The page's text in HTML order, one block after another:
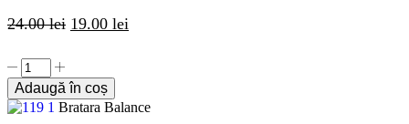
24.00lei 19.00 lei
Adaugă în coș
Bratara Balance